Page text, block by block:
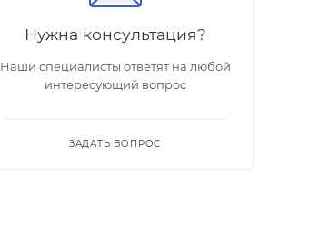
Нужна консультация?
Наши специалисты ответят на любой
интересующий вопрос
ЗАДАТЬ ВОПРОС